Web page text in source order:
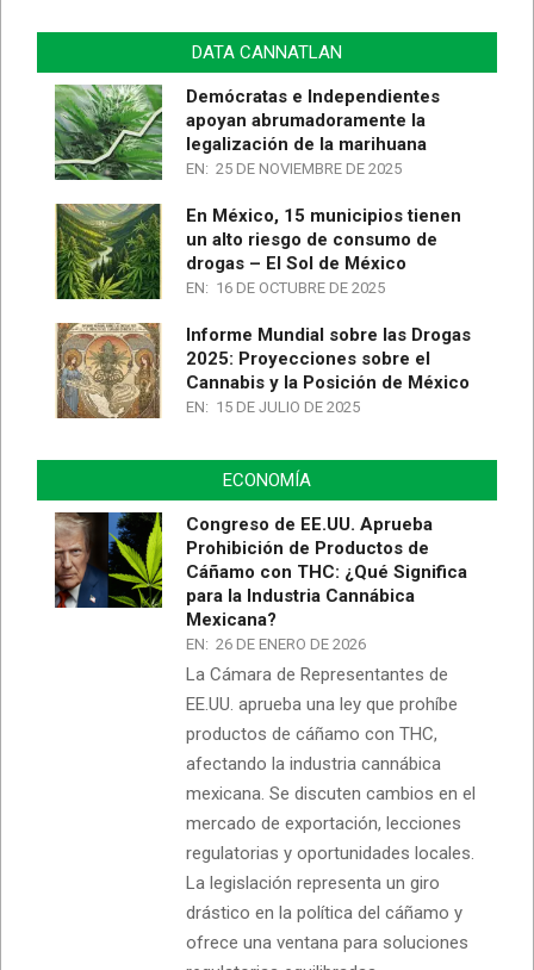
DATA CANNATLAN
Demócratas e Independientes
apoyan abrumadoramente la
legalización de la marihuana
EN: 25 DE NOVIEMBRE DE 2025
En México, 15 municipios tienen
un alto riesgo de consumo de
drogas – El Sol de México
EN: 16 DE OCTUBRE DE 2025
Informe Mundial sobre las Drogas
2025: Proyecciones sobre el
Cannabis y la Posición de México
EN: 15 DE JULIO DE 2025
ECONOMÍA
Congreso de EE.UU. Aprueba
Prohibición de Productos de
Cáñamo con THC: ¿Qué Significa
para la Industria Cannábica
Mexicana?
EN: 26 DE ENERO DE 2026
La Cámara de Representantes de
EE.UU. aprueba una ley que prohíbe
productos de cáñamo con THC,
afectando la industria cannábica
mexicana. Se discuten cambios en el
mercado de exportación, lecciones
regulatorias y oportunidades locales.
La legislación representa un giro
drástico en la política del cáñamo y
ofrece una ventana para soluciones